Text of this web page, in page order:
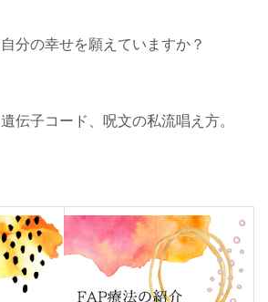
自分の幸せを願えていますか？
遺伝子コード、呪文の私流唱え方。